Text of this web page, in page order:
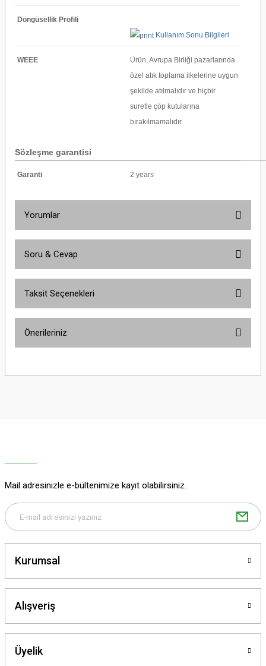
Döngüsellik Profili
Kullanım Sonu Bilgileri
WEEE
Ürün, Avrupa Birliği pazarlarında
özel atık toplama ilkelerine uygun
şekilde atılmalıdır ve hiçbir
suretle çöp kutularına
bırakılmamalıdır.
Sözleşme garantisi
Garanti 2 years
Yorumlar
Soru & Cevap
Taksit Seçenekleri
Önerileriniz
yetersiz gördüğünüz noktaları öneri formunu kullanarak tarafımıza
Bu ürüne benzer farklı alternatifler olmalı.
Mail adresinizle e-bültenimize kayıt olabilirsiniz.
Kurumsal
Alışveriş
Üyelik